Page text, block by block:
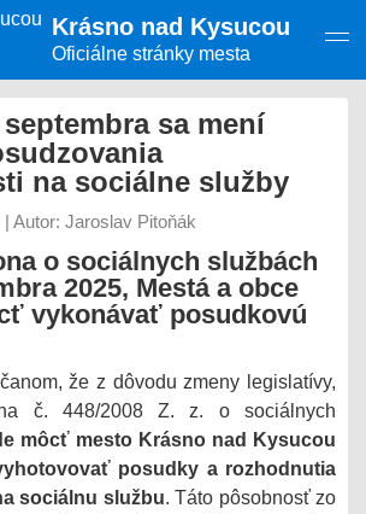
Krásno nad Kysucou
Oficiálne stránky mesta
sa mení
na sociálne služby
| Autor: Jaroslav Pitoňák
o sociálnych službách
2025, Mestá a obce
vykonávať posudkovú
že z dôvodu zmeny legislatívy,
č. 448/2008 Z. z. o sociálnych
môcť mesto Krásno nad Kysucou
posudky a rozhodnutia
sociálnu službu. Táto pôsobnosť zo